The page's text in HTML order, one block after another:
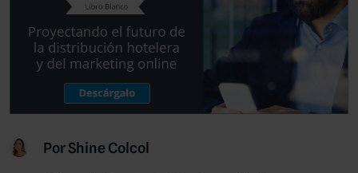
Por Shine Colcol